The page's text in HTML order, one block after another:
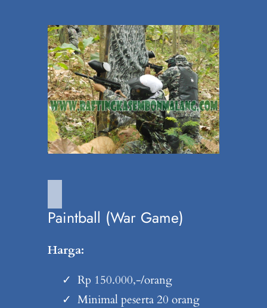
Paintball (War Game)
Harga:
Rp 150.000,-/orang
Minimal peserta 20 orang